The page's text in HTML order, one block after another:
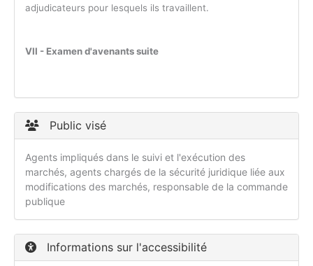
adjudicateurs pour lesquels ils travaillent.
VII - Examen d'avenants suite
Public visé
Agents impliqués dans le suivi et l'exécution des
marchés, agents chargés de la sécurité juridique liée aux
modifications des marchés, responsable de la commande
publique
Informations sur l'accessibilité